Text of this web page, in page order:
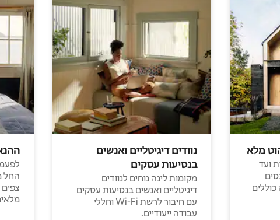
מלא
ועד
נוודים דיגיטליים ואנשים
בנסיעות עסקים
מקומות לינה נוחים לנוודים
דיגיטליים ואנשים בנסיעות עסקים
עם חיבור לרשת Wi-Fi וחללי
עבודה ייעודיים.
החל